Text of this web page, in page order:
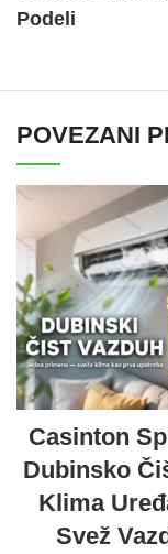
Podeli
POVEZANI
Casinton
Dubinsko
Klima
Svež